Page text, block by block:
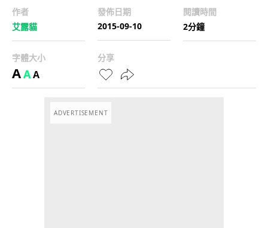
作者
艾露貓
發佈日期
2015-09-10
閱讀時間
2分鐘
字體大小
AAA
分享
ADVERTISEMENT